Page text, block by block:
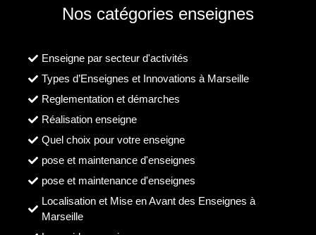
Nos catégories enseignes
Enseigne par secteur d'activités
Types d’Enseignes et Innovations à Marseille
Reglementation et démarches
Réalisation enseigne
Quel choix pour votre enseigne
pose et maintenance d'enseignes
pose et maintenance d'enseignes
Localisation et Mise en Avant des Enseignes à
Marseille